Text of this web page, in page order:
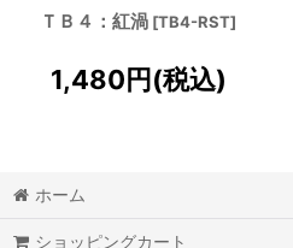
ＴＢ４：紅渦 [TB4-RST]
1,480円(税込)
ホーム
ショッピングカート